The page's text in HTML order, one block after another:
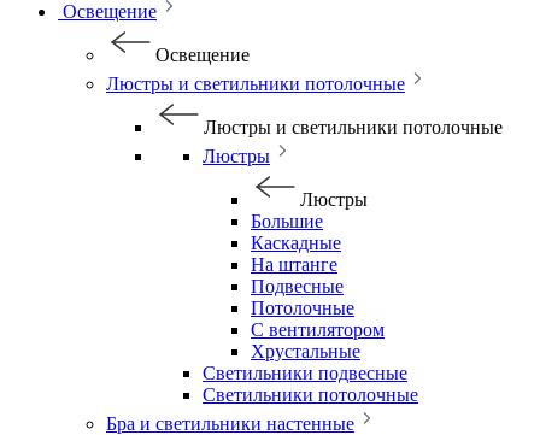
Освещение
Освещение
Люстры и светильники потолочные
Люстры и светильники потолочные
Люстры
Люстры
Большие
Каскадные
На штанге
Подвесные
Потолочные
С вентилятором
Хрустальные
Светильники подвесные
Светильники потолочные
Бра и светильники настенные